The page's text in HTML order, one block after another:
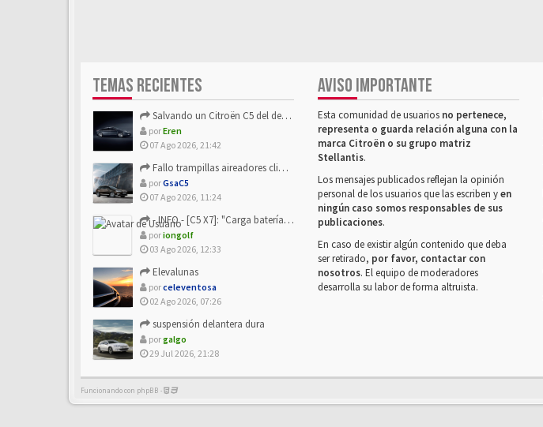
TEMAS RECIENTES
Salvando un Citroën C5 del desguace: Presentación y seguimiento
porEren
07 Ago 2026, 21:42
Fallo trampillas aireadores climatizador
porGsaC5
07 Ago 2026, 11:24
- INFO - [C5 X7]: "Carga batería o alimentación eléctri...
poriongolf
03 Ago 2026, 12:33
Elevalunas
porceleventosa
02 Ago 2026, 07:26
suspensión delantera dura
porgalgo
29 Jul 2026, 21:28
AVISO IMPORTANTE
Esta comunidad de usuarios no pertenece,
representa o guarda relación alguna con la
marca Citroën o su grupo matriz
Stellantis.
Los mensajes publicados reflejan la opinión
personal de los usuarios que las escriben yen
ningún caso somos responsables de sus
publicaciones.
En caso de existir algún contenido que deba
ser retirado, por favor, contactar con
nosotros. El equipo de moderadores
desarrolla su labor de forma altruista.
Funcionando con phpBB -